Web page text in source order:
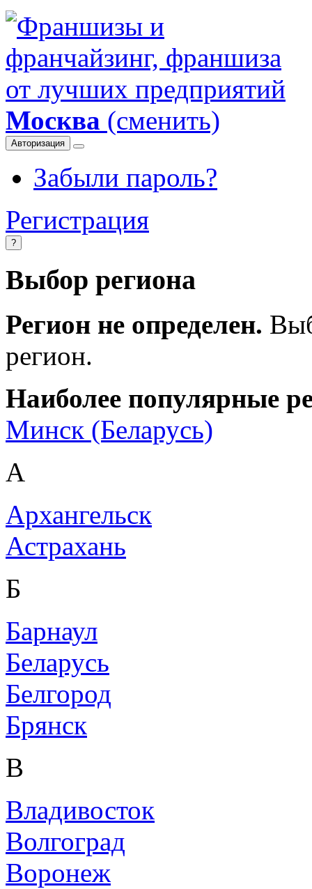
Москва (сменить)
Авторизация
Забыли пароль?
Регистрация
?
Выбор региона
Регион не определен.
регион.
Наиболее популярные
Минск (Беларусь)
А
Архангельск
Астрахань
Б
Барнаул
Беларусь
Белгород
Брянск
В
Владивосток
Волгоград
Воронеж